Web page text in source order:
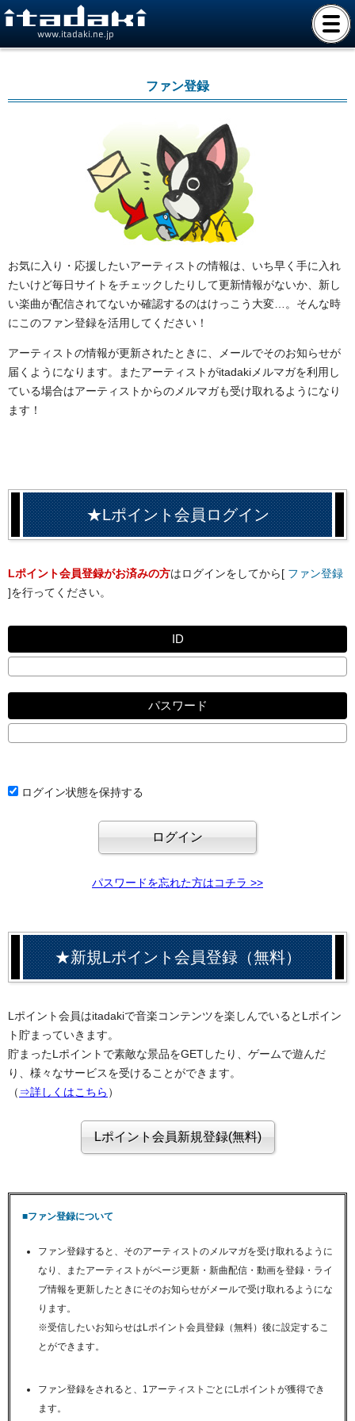
www.itadaki.ne.jp
ファン登録
お気に入り・応援したいアーティストの情報は、いち早く手に入れ
たいけど毎日サイトをチェックしたりして更新情報がないか、新し
い楽曲が配信されてないか確認するのはけっこう大変…。そんな時
にこのファン登録を活用してください！
アーティストの情報が更新されたときに、メールでそのお知らせが
届くようになります。またアーティストがitadakiメルマガを利用し
ている場合はアーティストからのメルマガも受け取れるようになり
ます！
★Lポイント会員ログイン
Lポイント会員登録がお済みの方はログインをしてから[ ファン登録
]を行ってください。
ID
パスワード
ログイン状態を保持する
パスワードを忘れた方はコチラ >>
★新規Lポイント会員登録（無料）
Lポイント会員はitadakiで音楽コンテンツを楽しんでいるとLポイン
ト貯まっていきます。
貯まったLポイントで素敵な景品をGETしたり、ゲームで遊んだ
り、様々なサービスを受けることができます。
（ ⇒詳しくはこちら ）
■ファン登録について
ファン登録すると、そのアーティストのメルマガを受け取れるように
なり、またアーティストがページ更新・新曲配信・動画を登録・ライ
ブ情報を更新したときにそのお知らせがメールで受け取れるようにな
ります。
※受信したいお知らせはLポイント会員登録（無料）後に設定するこ
とができます。
ファン登録をされると、1アーティストごとにLポイントが獲得でき
ます。